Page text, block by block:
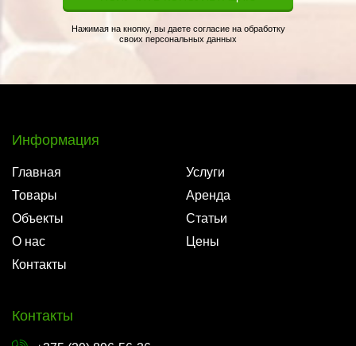
Нажимая на кнопку, вы даете согласие на обработку
своих персональных данных
Информация
Главная
Услуги
Товары
Аренда
Объекты
Статьи
О нас
Цены
Контакты
Контакты